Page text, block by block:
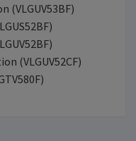
(VLGUV53BF)
(VLGUV52CF)